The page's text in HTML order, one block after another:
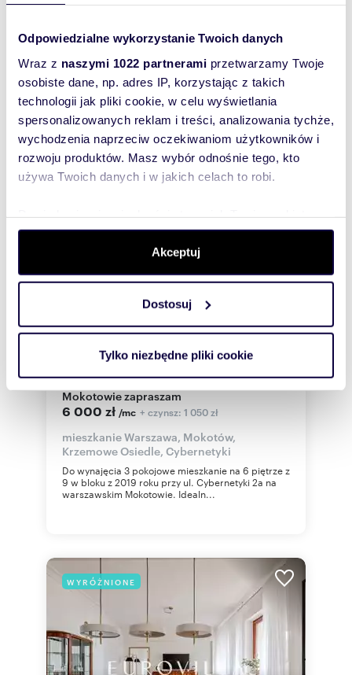
Odpowiedzialne wykorzystanie Twoich danych
Wraz z naszymi 1022 partnerami przetwarzamy Twoje
osobiste dane, np. adres IP, korzystając z takich
technologii jak pliki cookie, w celu wyświetlania
spersonalizowanych reklam i treści, analizowania tychże,
wychodzenia naprzeciw oczekiwaniom użytkowników i
rozwoju produktów. Masz wybór odnośnie tego, kto
używa Twoich danych i w jakich celach to robi.
dane są przetwarzane oraz ustaw własne preferencje w
. W Deklaracji plików cookie możesz
zmienić lub wycofać swoją zgodę w dowolnej chwili.
Wykorzystujemy pliki cookie do spersonalizowania treści
i reklam, aby oferować funkcje społecznościowe i
korzystasz z naszej witryny, udostępniamy partnerom
Partnerzy mogą połączyć te informacje z innymi danymi
otrzymanymi od Ciebie lub uzyskanymi podczas
korzystania z ich usług.
Akceptuj
Dostosuj
Tylko niezbędne pliki cookie
Odolańska
comfortable apartment in a 1930 tenement house
in a prestigious area of Warsaw.An...
WYRÓŻNIONE
m2 3 86zł/m2
Przestronne 3-pokojowe mieszkanie na
Mokotowie zapraszam
6 000 zł /mc + czynsz: 1 050 zł
mieszkanie Warszawa, Mokotów,
Krzemowe Osiedle, Cybernetyki
Do wynajęcia 3 pokojowe mieszkanie na 6 piętrze z
9 w bloku z 2019 roku przy ul. Cybernetyki 2a na
warszawskim Mokotowie. Idealn...
WYRÓŻNIONE